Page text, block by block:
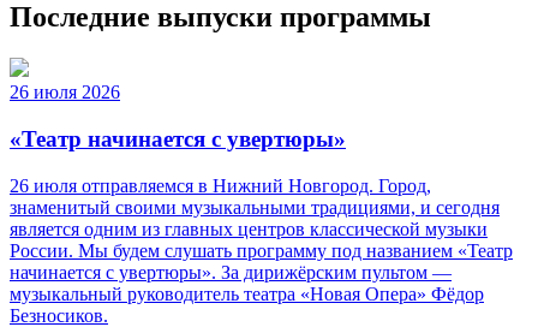
Последние выпуски программы
26 июля 2026
«Театр начинается с увертюры»
26 июля отправляемся в Нижний Новгород. Город,
знаменитый своими музыкальными традициями, и сегодня
является одним из главных центров классической музыки
России. Мы будем слушать программу под названием «Театр
начинается с увертюры». За дирижёрским пультом —
музыкальный руководитель театра «Новая Опера» Фёдор
Безносиков.